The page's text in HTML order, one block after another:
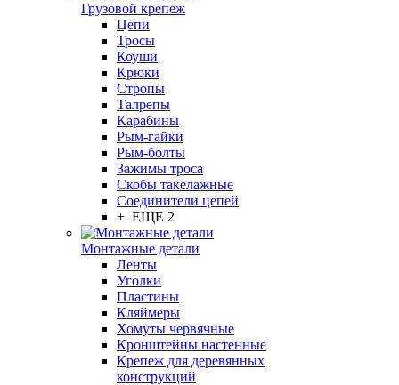
Грузовой крепеж
Цепи
Тросы
Коуши
Крюки
Стропы
Талрепы
Карабины
Рым-гайки
Рым-болты
Зажимы троса
Скобы такелажные
Соединители цепей
+ ЕЩЕ 2
Монтажные детали
Ленты
Уголки
Пластины
Кляймеры
Хомуты червячные
Кронштейны настенные
Крепеж для деревянных
конструкций